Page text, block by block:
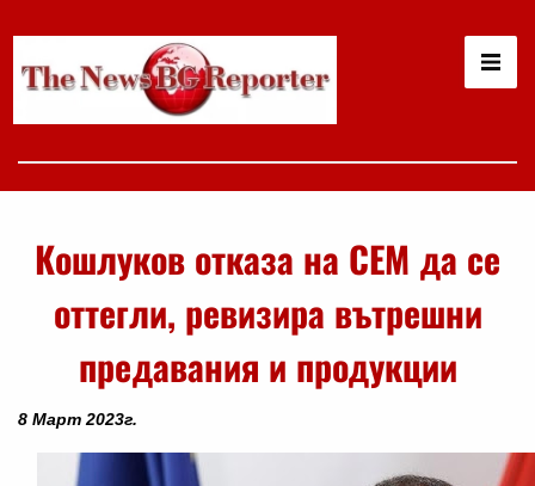
Кошлуков отказа на СЕМ да се
оттегли, ревизира вътрешни
предавания и продукции
8 Март 2023г.